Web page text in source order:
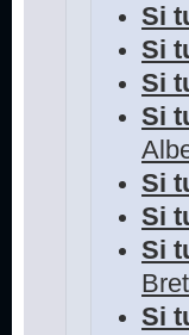
Si
Si
Si
Si
Si
Si
Si
Si